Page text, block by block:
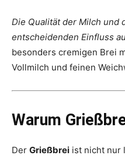
Die Qualität der Milch und
entscheidenden Einfluss
besonders cremigen Brei
Vollmilch und feinen
Warum
Der Grießbrei ist nicht nur